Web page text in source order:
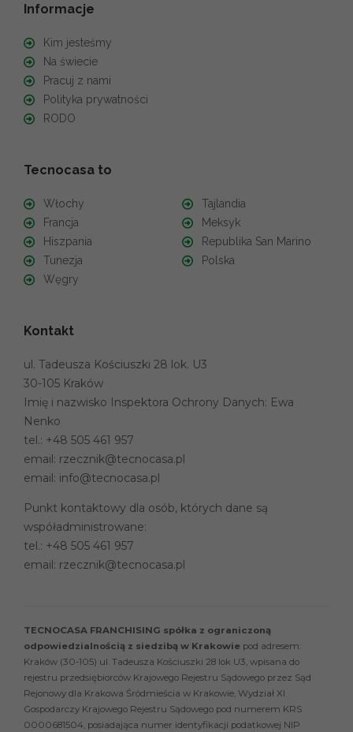
Informacje
Kim jesteśmy
Na świecie
Pracuj z nami
Polityka prywatności
RODO
Tecnocasa to
Włochy
Francja
Hiszpania
Tunezja
Węgry
Tajlandia
Meksyk
Republika San Marino
Polska
Kontakt
ul. Tadeusza Kościuszki 28 lok. U3
30-105 Kraków
Imię i nazwisko Inspektora Ochrony Danych: Ewa
Nenko
tel.: +48 505 461 957
email: rzecznik@tecnocasa.pl
email: info@tecnocasa.pl
Punkt kontaktowy dla osób, których dane są
współadministrowane:
tel.: +48 505 461 957
email: rzecznik@tecnocasa.pl
TECNOCASA FRANCHISING spółka z ograniczoną
odpowiedzialnością z siedzibą w Krakowie pod adresem:
Kraków (30-105) ul. Tadeusza Kościuszki 28 lok U3, wpisana do
rejestru przedsiębiorców Krajowego Rejestru Sądowego przez Sąd
Rejonowy dla Krakowa Śródmieścia w Krakowie, Wydział XI
Gospodarczy Krajowego Rejestru Sądowego pod numerem KRS
0000681504, posiadająca numer identyfikacji podatkowej NIP